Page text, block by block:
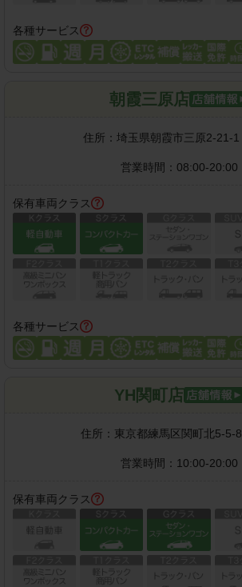
各種サービス
朝霞三原店
住所： 埼玉県朝霞市三原2-21-1
営業時間： 08:00-20:00
保有車両クラス
各種サービス
YH関町店
住所： 東京都練馬区関町北5-5-8
営業時間： 10:00-20:00
保有車両クラス